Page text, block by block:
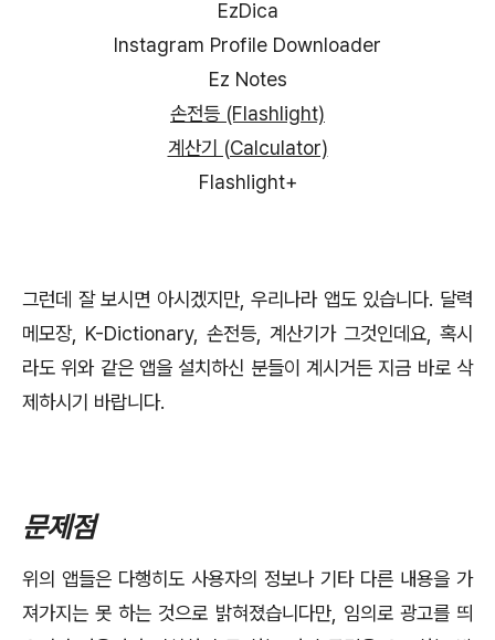
EzDica
Instagram Profile Downloader
Ez Notes
손전등 (Flashlight)
계산기 (Calculator)
Flashlight+
그런데 잘 보시면 아시겠지만, 우리나라 앱도 있습니다. 달력
메모장, K-Dictionary, 손전등, 계산기가 그것인데요, 혹시
라도 위와 같은 앱을 설치하신 분들이 계시거든 지금 바로 삭
제하시기 바랍니다.
문제점
위의 앱들은 다행히도 사용자의 정보나 기타 다른 내용을 가
져가지는 못 하는 것으로 밝혀졌습니다만, 임의로 광고를 띄